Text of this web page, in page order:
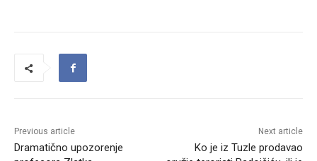
Previous article
Dramatično upozorenje
Next article
Ko je iz Tuzle prodavao